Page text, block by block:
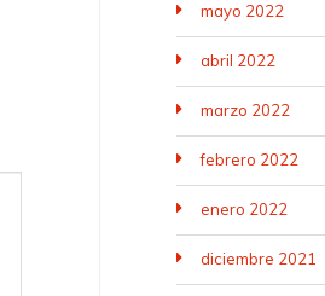
mayo 2022
abril 2022
marzo 2022
febrero 2022
enero 2022
diciembre 2021